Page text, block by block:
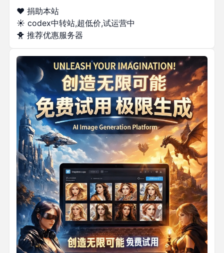
❤️ 捐助本站
☀️ codex中转站,超低价,试运营中
🐥 推荐优惠服务器